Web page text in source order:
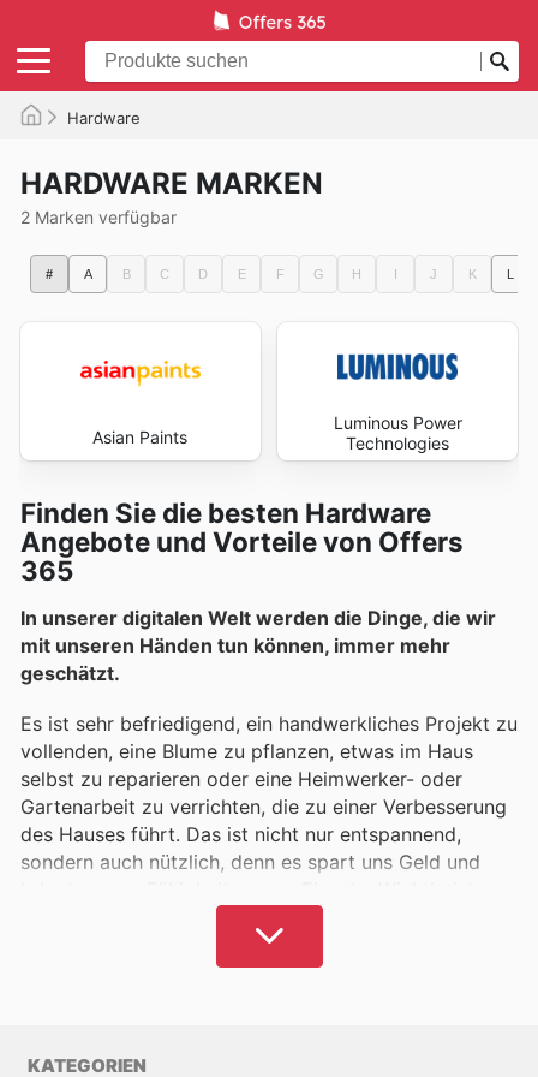
Hardware
HARDWARE MARKEN
2 Marken verfügbar
# A B C D E F G H I J K L
Asian Paints
Luminous Power
Technologies
Finden Sie die besten Hardware
Angebote und Vorteile von Offers
365
In unserer digitalen Welt werden die Dinge, die wir
mit unseren Händen tun können, immer mehr
geschätzt.
Es ist sehr befriedigend, ein handwerkliches Projekt zu
vollenden, eine Blume zu pflanzen, etwas im Haus
selbst zu reparieren oder eine Heimwerker- oder
Gartenarbeit zu verrichten, die zu einer Verbesserung
des Hauses führt. Das ist nicht nur entspannend,
sondern auch nützlich, denn es spart uns Geld und
auch, dass diese Aktivitäten keine übermäßigen
Investitionen erfordern, da es immer möglich ist, die
niedrigsten Preise und Rabatte auf Produkte dafür zu
KATEGORIEN